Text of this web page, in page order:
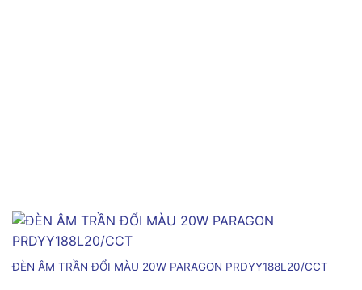
ĐÈN ÂM TRẦN ĐỔI MÀU 20W PARAGON PRDYY188L20/CCT